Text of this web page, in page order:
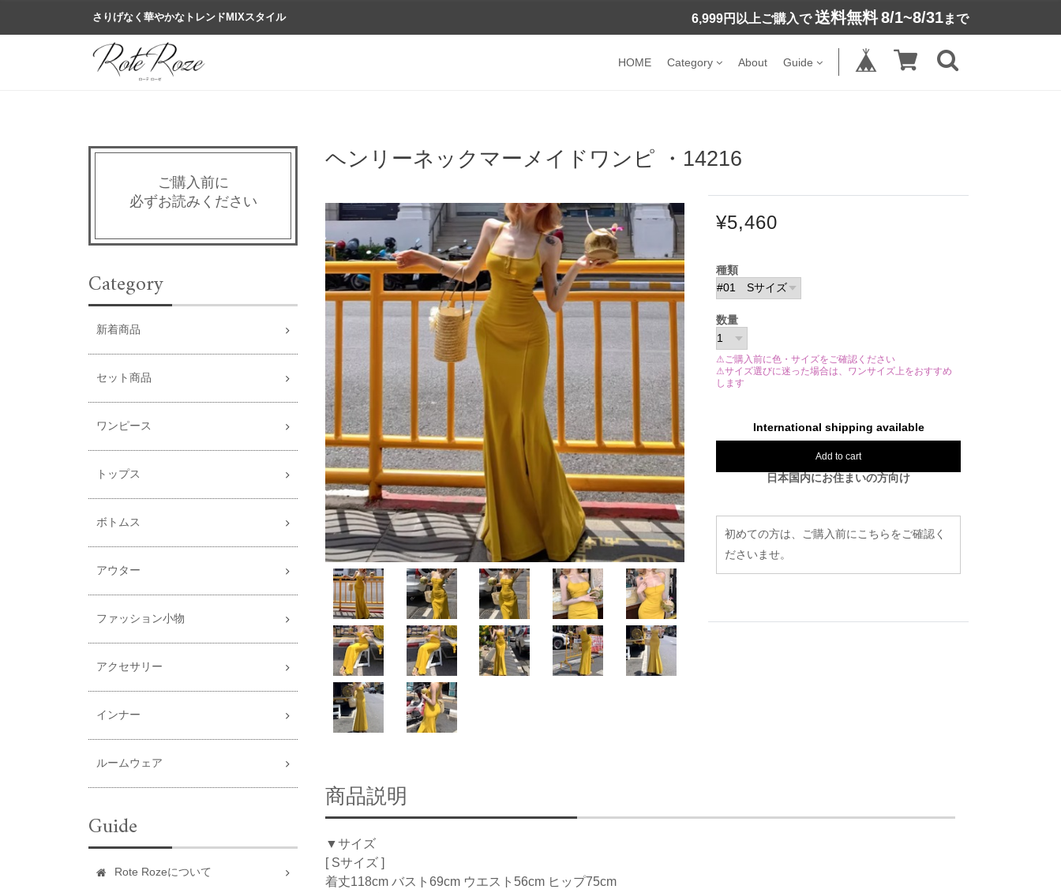
さりげなく華やかなトレンドMIXスタイル 6,999円以上ご購入で 送料無料8/1~8/31まで
HOME Category About Guide
ヘンリーネックマーメイドワンピ ・14216
¥5,460
種類
数量
⚠ご購入前に色・サイズをご確認ください
⚠サイズ選びに迷った場合は、ワンサイズ上をおすすめ
します
International shipping available
Add to cart
日本国内にお住まいの方向け
初めての方は、ご購入前にこちらをご確認く
ださいませ。
商品説明
▼サイズ
[ Sサイズ ]
着丈118cm バスト69cm ウエスト56cm ヒップ75cm
ご購入前に
必ずお読みください
Category
新着商品
セット商品
ワンピース
トップス
ボトムス
アウター
ファッション小物
アクセサリー
インナー
ルームウェア
Guide
Rote Rozeについて